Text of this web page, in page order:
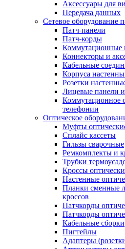
Аксессуары для
Передача данных
Сетевое оборудование
Патч-панели
Патч-корды
Коммутационные
Коннекторы и
Кабельные
Корпуса
Розетки
Лицевые панели и
Коммутационное
телефонии
Оптическое
Муфты
Сплайс кассеты
Гильзы сварочные
Ремкомплекты и
Трубки
Кроссы
Настенные
Планки сменные
кроссов
Патчкорды
Патчкорды
Кабельные сборки
Пигтейлы
Адаптеры